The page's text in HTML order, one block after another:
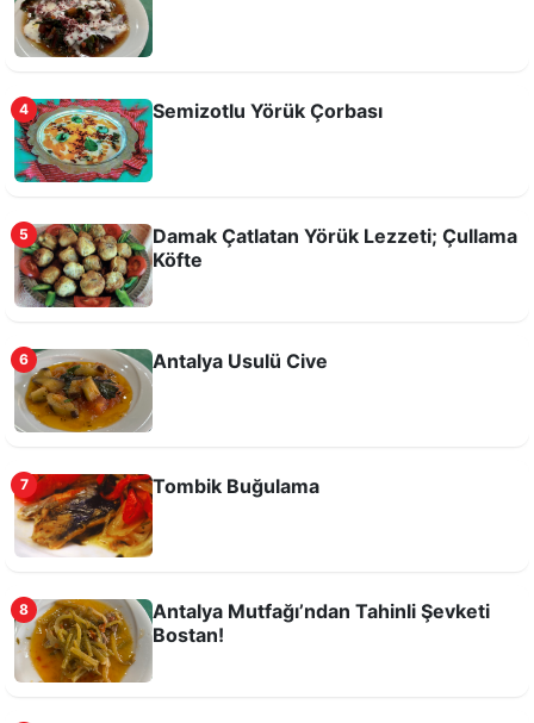
Girit Köftesi (Çöftezes)
Manavgat usulü Kabak Çiçekli Bulgur Pilavı
4 Semizotlu Yörük Çorbası
5
Damak Çatlatan Yörük Lezzeti; Çullama
Köfte
6 Antalya Usulü Cive
7 Tombik Buğulama
8
Antalya Mutfağı’ndan Tahinli Şevketi
Bostan!